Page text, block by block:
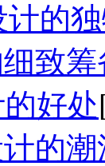
的
致
好处
的